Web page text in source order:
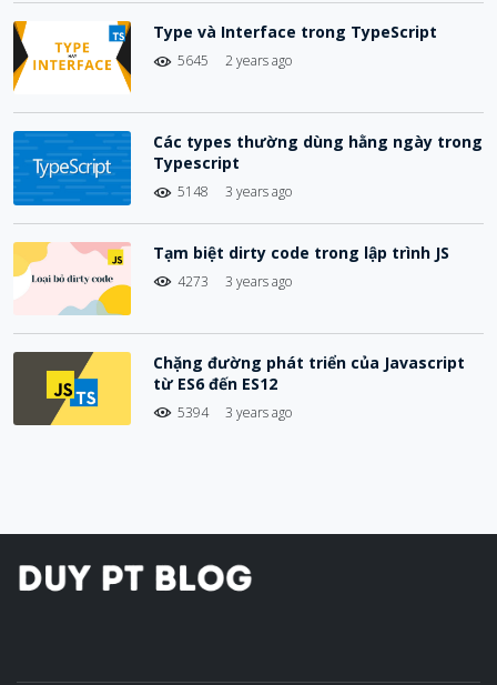
Type và Interface trong TypeScript
5645 2 years ago
Các types thường dùng hằng ngày trong
Typescript
5148 3 years ago
Tạm biệt dirty code trong lập trình JS
4273 3 years ago
Chặng đường phát triển của Javascript
từ ES6 đến ES12
5394 3 years ago